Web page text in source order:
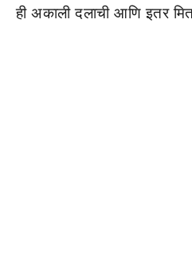
ही अकाली दलाची आणि इतर